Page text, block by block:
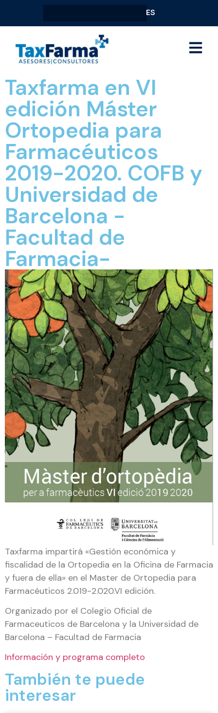
ES
Taxfarma en VI
edición Máster
Ortopedia para
Farmacéuticos
2019-2020. COFB y
Universidad de
Barcelona -
Facultad de
Farmacia-
Taxfarma impartirá «Gestión económica y
fiscalidad de la Ortopedia en la Oficina de Farmacia
y fuera de ella» en el Master de Ortopedia para
Farmacéuticos 2.019-2.020.VI edición.
Organizado por el Colegio Oficial de
Farmaceuticos de Barcelona y la Universidad de
Barcelona – Facultad de Farmacia
Información y programa completo
También te puede
interesar